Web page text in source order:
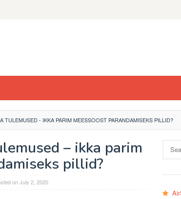
TULEMUSED - IKKA PARIM MEESSOOST PARANDAMISEKS PILLID?
– ikka parim
pillid?
onJuly 2, 2020
for: